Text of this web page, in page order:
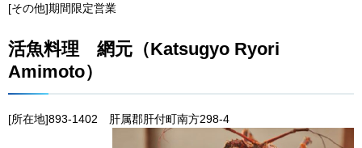
[その他]期間限定営業
活魚料理 網元（Katsugyo Ryori
Amimoto）
[所在地]893-1402 肝属郡肝付町南方298-4